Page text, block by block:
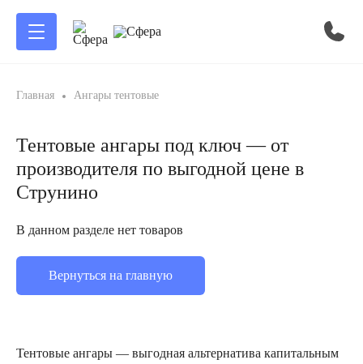
Главная Ангары тентовые
Тентовые ангары под ключ — от
производителя по выгодной цене в
Струнино
В данном разделе нет товаров
Вернуться на главную
Тентовые ангары — выгодная альтернатива капитальным